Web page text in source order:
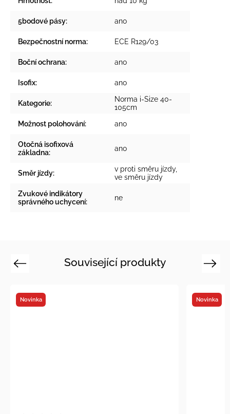
5bodové pásy: ano
Bezpečnostní norma: ECE R129/03
Boční ochrana: ano
Isofix: ano
Kategorie:
Norma i-Size 40-
105cm
Možnost polohování: ano
Otočná isofixová
základna: ano
Směr jízdy:
v proti směru jízdy,
ve směru jízdy
Zvukové indikátory
správného uchycení: ne
Související produkty
Previous Next